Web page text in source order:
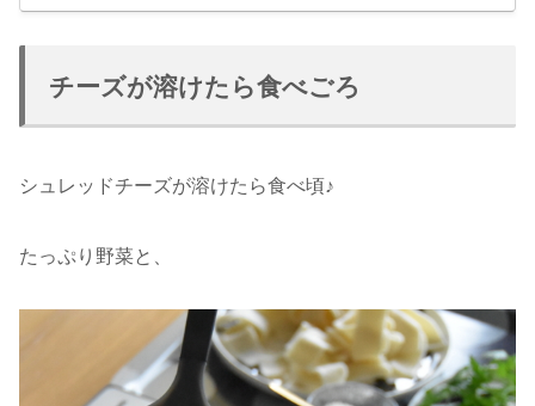
チーズが溶けたら食べごろ
シュレッドチーズが溶けたら食べ頃♪
たっぷり野菜と、